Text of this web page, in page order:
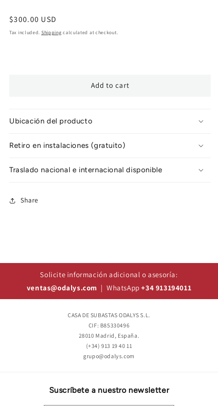
Regular
price
$300.00 USD
Tax included. Shipping calculated at checkout.
Add to cart
Ubicación del producto
Retiro en instalaciones (gratuito)
Traslado nacional e internacional disponible
Share
Solicite información adicional o asesoría:
ventas@odalys.com | WhatsApp+34 913194011
CASA DE SUBASTAS ODALYS S.L.
CIF: B85330496
28010 Madrid, España.
(+34) 913 19 40 11
grupo@odalys.com
Suscríbete a nuestro newsletter